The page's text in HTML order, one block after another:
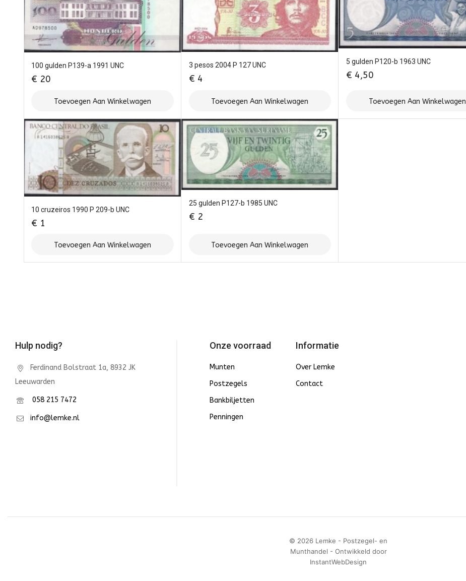
100 gulden P139-a 1991 UNC
€ 20
Toevoegen Aan Winkelwagen
3 pesos 2004 P 127 UNC
€ 4
Toevoegen Aan Winkelwagen
5 gulden P120-b 1963 UNC
€ 4,50
Toevoegen Aan Winkelwagen
10 cruzeiros 1990 P 209-b UNC
€ 1
Toevoegen Aan Winkelwagen
25 gulden P127-b 1985 UNC
€ 2
Toevoegen Aan Winkelwagen
Hulp nodig?
Ferdinand Bolstraat 1a, 8932 JK
Leeuwarden
058 215 7472
info@lemke.nl
Onze voorraad
Munten
Postzegels
Bankbiljetten
Penningen
Informatie
Over Lemke
Contact
© 2026 Lemke - Postzegel- en
Munthandel - Ontwikkeld door
InstantWebDesign